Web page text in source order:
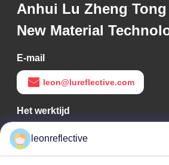
Anhui Lu Zheng Tong
New Material
E-mail
leon@lureflective.com
Het werktijd
9:00-18:00
Ons adres
leonreflective